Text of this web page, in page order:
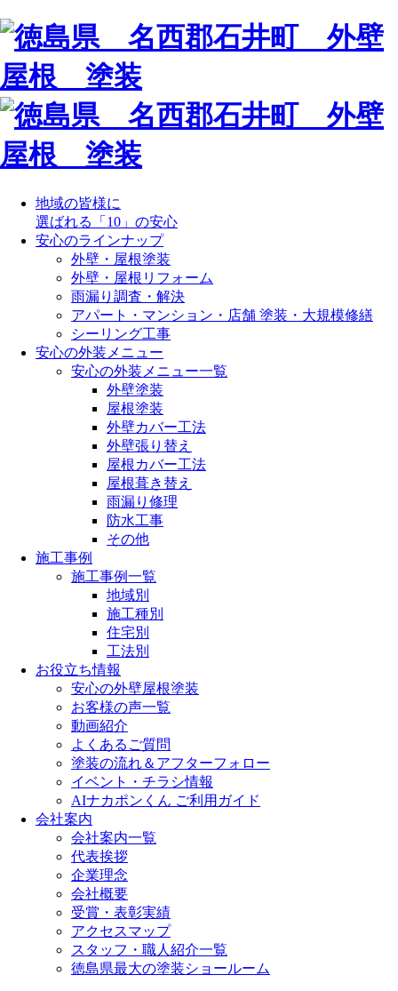
地域の皆様に
選ばれる「10」の安心
安心のラインナップ
外壁・屋根塗装
外壁・屋根リフォーム
雨漏り調査・解決
アパート・マンション・店舗 塗装・大規模修繕
シーリング工事
安心の外装メニュー
安心の外装メニュー一覧
外壁塗装
屋根塗装
外壁カバー工法
外壁張り替え
屋根カバー工法
屋根葺き替え
雨漏り修理
防水工事
その他
施工事例
施工事例一覧
地域別
施工種別
住宅別
工法別
お役立ち情報
安心の外壁屋根塗装
お客様の声一覧
動画紹介
よくあるご質問
塗装の流れ＆アフターフォロー
イベント・チラシ情報
AIナカポンくん ご利用ガイド
会社案内
会社案内一覧
代表挨拶
企業理念
会社概要
受賞・表彰実績
アクセスマップ
スタッフ・職人紹介一覧
徳島県最大の塗装ショールーム